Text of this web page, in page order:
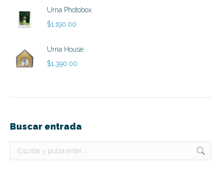
Urna Photobox
$1,190.00
Urna House
$1,390.00
Buscar entrada
Buscar: